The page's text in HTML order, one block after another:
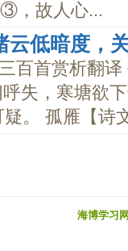
，故人心...
云低暗度，
百首赏析翻
失，寒塘欲
。 孤雁【诗
海博学习